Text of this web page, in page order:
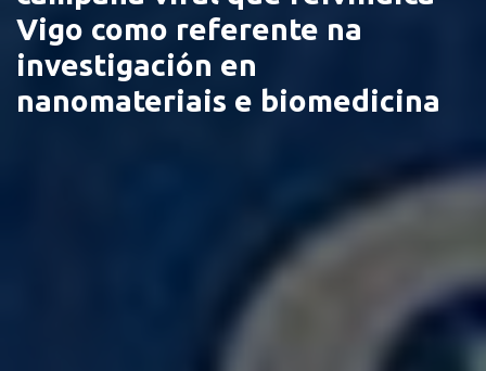
Vigo como referente na
investigación en
nanomateriais e biomedicina